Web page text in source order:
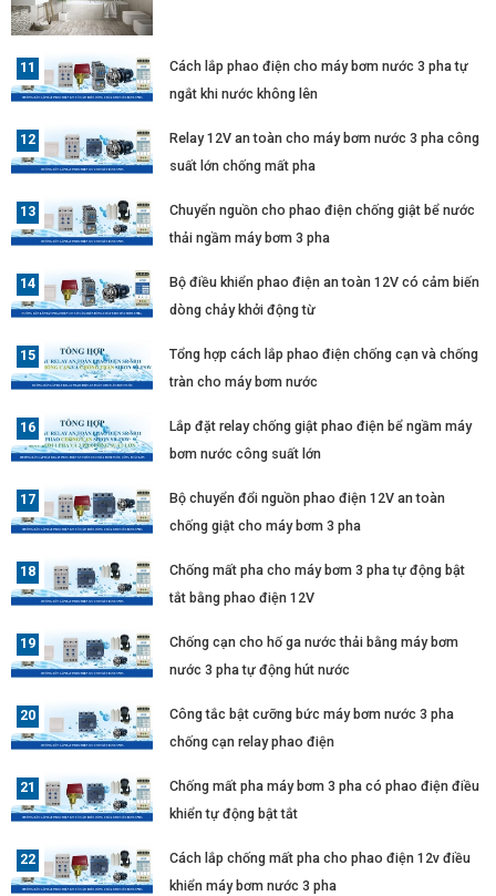
Cách lắp phao điện cho máy bơm nước 3 pha tự
ngắt khi nước không lên
Relay 12V an toàn cho máy bơm nước 3 pha công
suất lớn chống mất pha
Chuyển nguồn cho phao điện chống giật bể nước
thải ngầm máy bơm 3 pha
Bộ điều khiển phao điện an toàn 12V có cảm biến
dòng chảy khởi động từ
Tổng hợp cách lắp phao điện chống cạn và chống
tràn cho máy bơm nước
Lắp đặt relay chống giật phao điện bể ngầm máy
bơm nước công suất lớn
Bộ chuyển đổi nguồn phao điện 12V an toàn
chống giật cho máy bơm 3 pha
Chống mất pha cho máy bơm 3 pha tự động bật
tắt bằng phao điện 12V
Chống cạn cho hố ga nước thải bằng máy bơm
nước 3 pha tự động hút nước
Công tắc bật cưỡng bức máy bơm nước 3 pha
chống cạn relay phao điện
Chống mất pha máy bơm 3 pha có phao điện điều
khiển tự động bật tắt
Cách lắp chống mất pha cho phao điện 12v điều
khiển máy bơm nước 3 pha